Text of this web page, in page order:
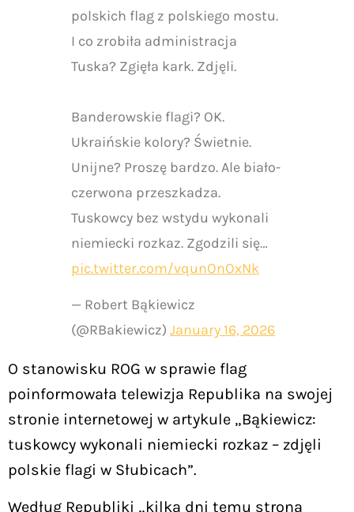
polskich flag z polskiego mostu.
I co zrobiła administracja
Tuska? Zgięła kark. Zdjęli.
Banderowskie flagi? OK.
Ukraińskie kolory? Świetnie.
Unijne? Proszę bardzo. Ale biało-
czerwona przeszkadza.
Tuskowcy bez wstydu wykonali
niemiecki rozkaz. Zgodzili się…
pic.twitter.com/vqunOnOxNk
— Robert Bąkiewicz
(@RBakiewicz) January 16, 2026
O stanowisku ROG w sprawie flag
poinformowała telewizja Republika na swojej
stronie internetowej w artykule „Bąkiewicz:
tuskowcy wykonali niemiecki rozkaz – zdjęli
polskie flagi w Słubicach”.
Według Republiki „kilka dni temu strona